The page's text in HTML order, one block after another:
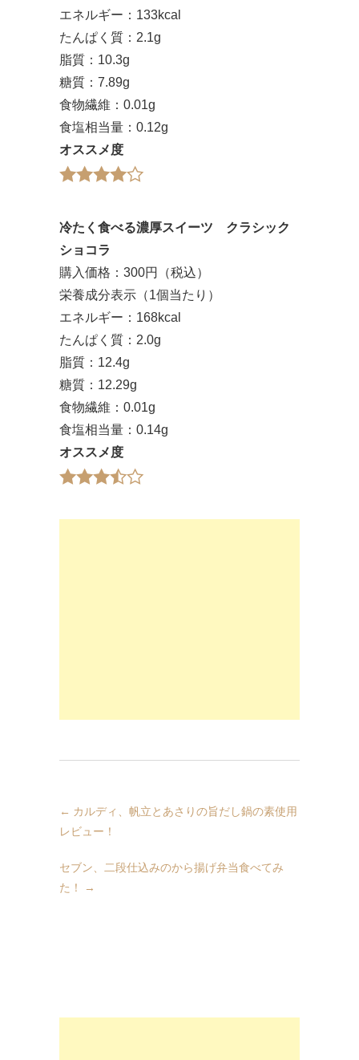
エネルギー：133kcal
たんぱく質：2.1g
脂質：10.3g
糖質：7.89g
食物繊維：0.01g
食塩相当量：0.12g
オススメ度
冷たく食べる濃厚スイーツ クラシック
ショコラ
購入価格：300円（税込）
栄養成分表示（1個当たり）
エネルギー：168kcal
たんぱく質：2.0g
脂質：12.4g
糖質：12.29g
食物繊維：0.01g
食塩相当量：0.14g
オススメ度
← カルディ、帆立とあさりの旨だし鍋の素使用
レビュー！
セブン、二段仕込みのから揚げ弁当食べてみ
た！
→